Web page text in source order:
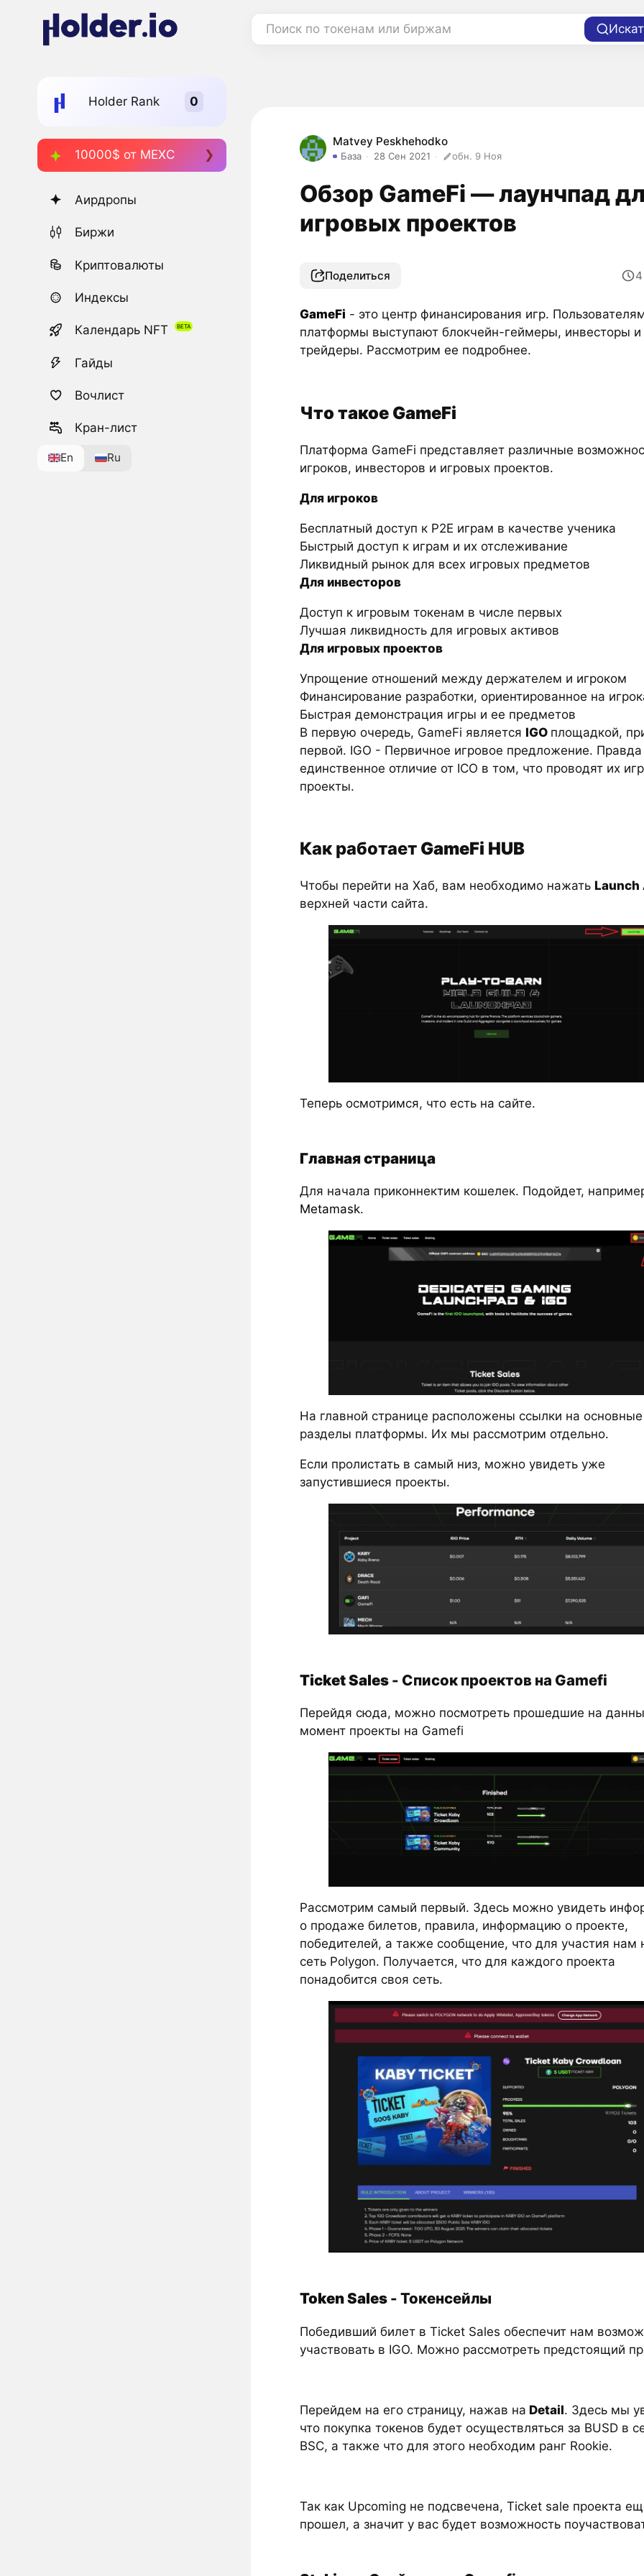
Поиск по токенам или биржам
Holder Rank
10000$ от MEXC
Аирдропы
Биржи
Криптовалюты
Индексы
Календарь NFT
Гайды
Вочлист
Кран-лист
En Ru
Matvey Peskhehodko
База 28 Сен 2021 обн. 9 Ноя
Обзор GameFi — лаунчпад
игровых проектов
Поделиться
GameFi - это центр финансирования игр.
платформы выступают блокчейн-геймеры, инвесторы и
трейдеры. Рассмотрим ее подробнее.
Что такое GameFi
Платформа GameFi представляет различные
игроков, инвесторов и игровых проектов.
Для игроков
Бесплатный доступ к P2E играм в качестве ученика
Быстрый доступ к играм и их отслеживание
Ликвидный рынок для всех игровых предметов
Для инвесторов
Доступ к игровым токенам в числе первых
Лучшая ликвидность для игровых активов
Для игровых проектов
Упрощение отношений между держателем и игроком
Финансирование разработки, ориентированное на
Быстрая демонстрация игры и ее предметов
В первую очередь, GameFi является IGO площадкой,
первой. IGO - Первичное игровое предложение. Правда
единственное отличие от ICO в том, что проводят их
проекты.
Как работает GameFi HUB
Чтобы перейти на Хаб, вам необходимо нажать Launch
верхней части сайта.
Теперь осмотримся, что есть на сайте.
Главная страница
Для начала приконнектим кошелек. Подойдет,
Metamask.
На главной странице расположены ссылки на основные
разделы платформы. Их мы рассмотрим отдельно.
Если пролистать в самый низ, можно увидеть уже
запустившиеся проекты.
Ticket Sales - Список проектов на Gamefi
Перейдя сюда, можно посмотреть прошедшие на
момент проекты на Gamefi
Рассмотрим самый первый. Здесь можно увидеть
о продаже билетов, правила, информацию о проекте,
победителей, а также сообщение, что для участия нам
сеть Polygon. Получается, что для каждого проекта
понадобится своя сеть.
Token Sales - Токенсейлы
Победивший билет в Ticket Sales обеспечит нам
участвовать в IGO. Можно рассмотреть предстоящий
Перейдем на его страницу, нажав на Detail. Здесь мы
что покупка токенов будет осуществляться за BUSD в
BSC, а также что для этого необходим ранг Rookie.
Так как Upcoming не подсвечена, Ticket sale проекта
прошел, а значит у вас будет возможность